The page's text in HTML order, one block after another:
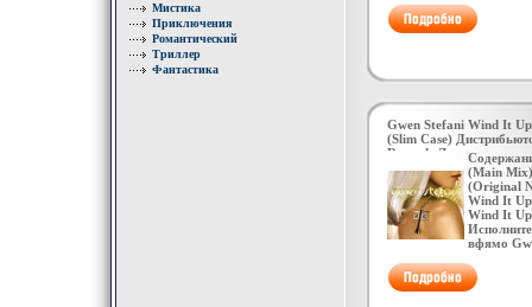
Мистика
Приключения
Романтический
Триллер
Фантастика
(ШСД)
создания
Gwen Stefani Wind It
(Slim Case)
Records Лицензионные
Характеристики
Single: Импортное
(Main
(Original
Wind It
Wind It
вфямо